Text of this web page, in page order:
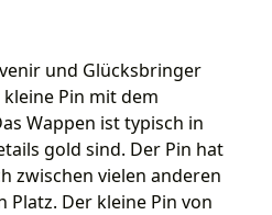
und Glücksbringer
Pin mit dem
Wappen ist typisch in
gold sind. Der Pin hat
zwischen vielen anderen
Platz. Der kleine Pin von